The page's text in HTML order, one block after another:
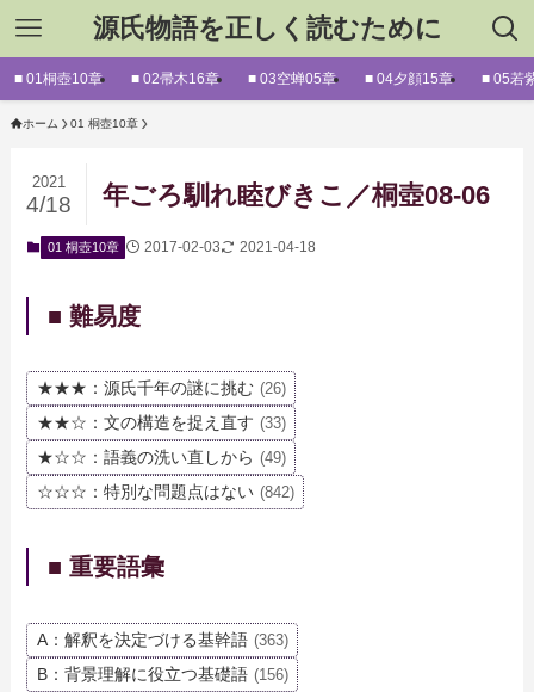
源氏物語を正しく読むために
■ 01桐壺10章 ■ 02帚木16章 ■ 03空蝉05章 ■ 04夕顔15章 ■ 05若
ホーム 01 桐壺10章
年ごろ馴れ睦びきこ／桐壺08-06
2021
4/18
01 桐壺10章 2017-02-03 2021-04-18
■ 難易度
★★★：源氏千年の謎に挑む (26)
★★☆：文の構造を捉え直す (33)
★☆☆：語義の洗い直しから (49)
☆☆☆：特別な問題点はない (842)
■ 重要語彙
A：解釈を決定づける基幹語 (363)
B：背景理解に役立つ基礎語 (156)